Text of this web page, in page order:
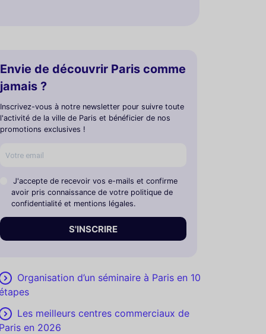
Envie de découvrir Paris comme
jamais ?
Inscrivez-vous à notre newsletter pour suivre toute
l'activité de la ville de Paris et bénéficier de nos
promotions exclusives !
J'accepte de recevoir vos e-mails et confirme
avoir pris connaissance de votre politique de
confidentialité et mentions légales.
S'INSCRIRE
Organisation d’un séminaire à Paris en 10
Les meilleurs centres commerciaux de
en 2026